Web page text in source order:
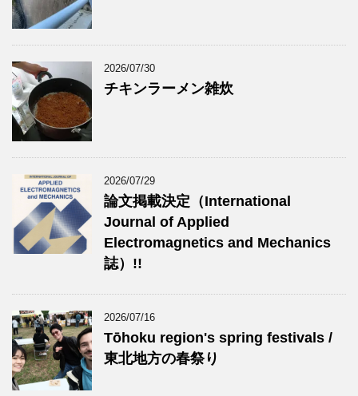
2026/07/30
チキンラーメン雑炊
2026/07/29
論文掲載決定（International
Journal of Applied
Electromagnetics and Mechanics
誌）!!
2026/07/16
Tōhoku region's spring festivals /
東北地方の春祭り